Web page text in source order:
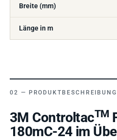
Breite (mm)
Länge in m
PRODUKTBESCHREIBUNG
3M ControltacTM
180mC-24 im